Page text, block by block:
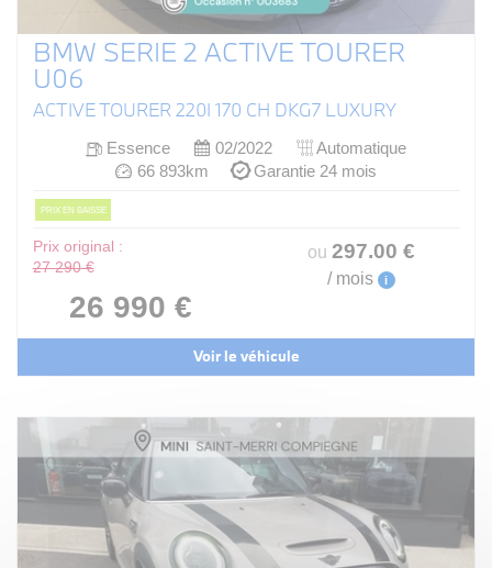
BMW SERIE 2 ACTIVE TOURER
U06
ACTIVE TOURER 220I 170 CH DKG7 LUXURY
Essence 02/2022
Automatique
66 893km
Garantie 24 mois
PRIX EN BAISSE
Prix original :
27 290 €
26 990 €
ou 297.00 €
/ mois i
Voir le véhicule